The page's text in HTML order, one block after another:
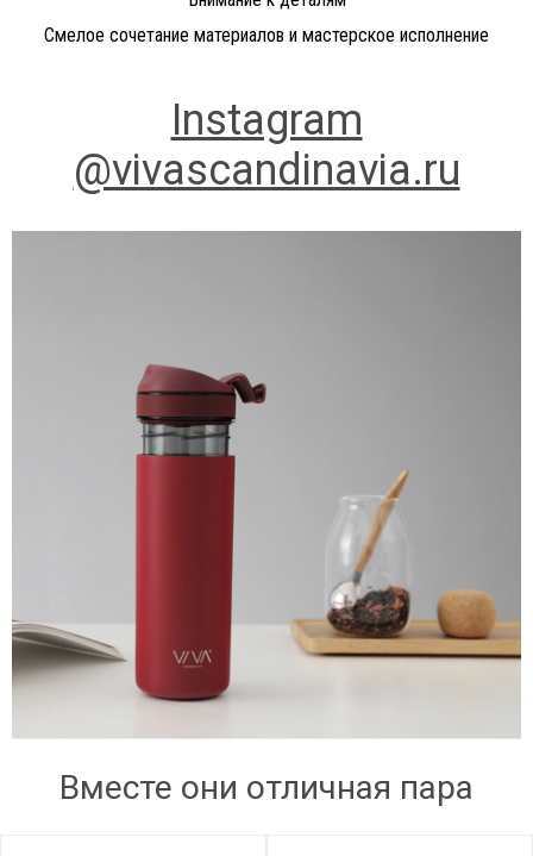
Смелое сочетание материалов и мастерское исполнение
Instagram
@vivascandinavia.ru
Вместе они отличная пара